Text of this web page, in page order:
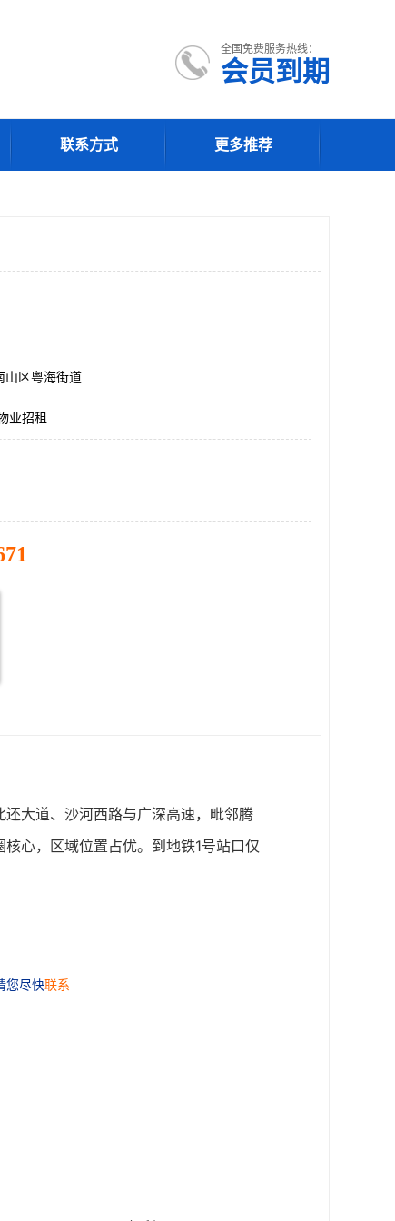
全国免费服务热线：
会员到期
联系方式 更多推荐
山区粤海街道
业招租
大道、沙河西路与广深高速，毗邻腾
心，区域位置占优。到地铁1号站口仅